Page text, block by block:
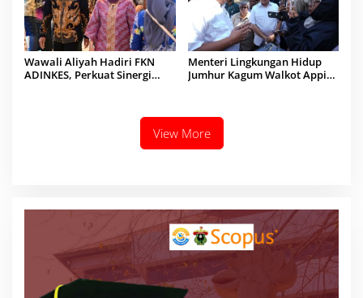
Wawali Aliyah Hadiri FKN
ADINKES, Perkuat Sinergi
Menteri Lingkungan Hidup
Jumhur Kagum Walkot Appi
View More